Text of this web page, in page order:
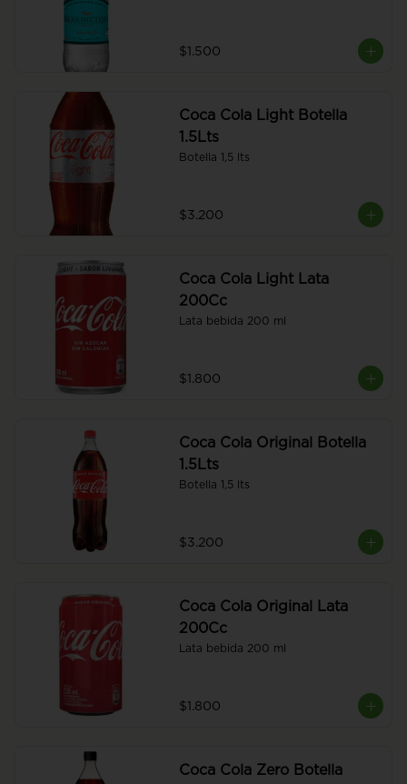
$1.500
Coca Cola Light Botella
1.5Lts
Botella 1,5 lts
$3.200
Coca Cola Light Lata
200Cc
Lata bebida 200 ml
$1.800
Coca Cola Original Botella
1.5Lts
Botella 1,5 lts
$3.200
Coca Cola Original Lata
200Cc
Lata bebida 200 ml
$1.800
Coca Cola Zero Botella